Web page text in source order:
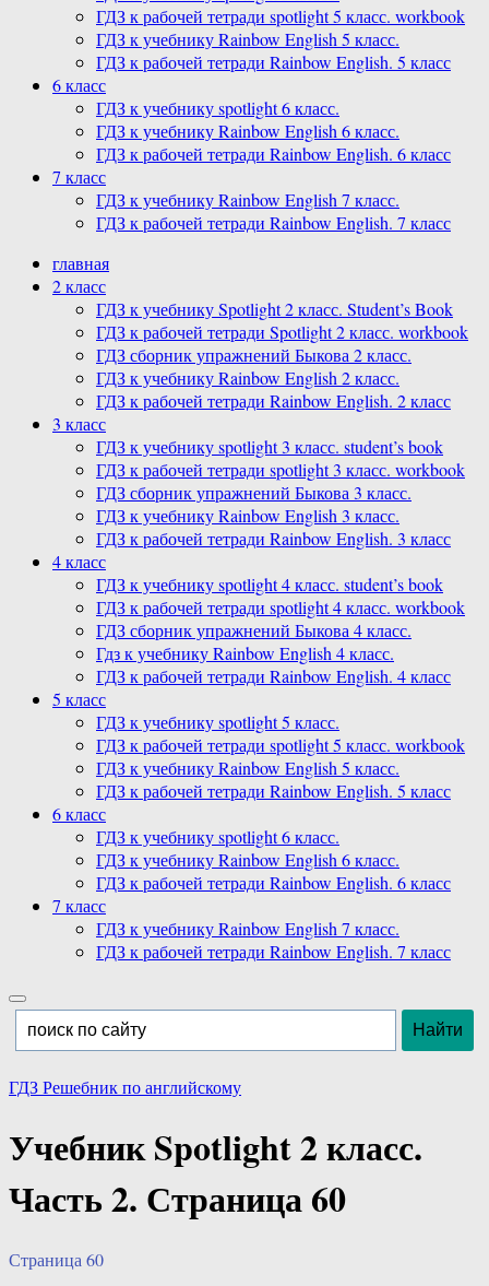
ГДЗ к рабочей тетради spotlight 5 класс. workbook
ГДЗ к учебнику Rainbow English 5 класс.
ГДЗ к рабочей тетради Rainbow English. 5 класс
6 класс
ГДЗ к учебнику spotlight 6 класс.
ГДЗ к учебнику Rainbow English 6 класс.
ГДЗ к рабочей тетради Rainbow English. 6 класс
7 класс
ГДЗ к учебнику Rainbow English 7 класс.
ГДЗ к рабочей тетради Rainbow English. 7 класс
главная
2 класс
ГДЗ к учебнику Spotlight 2 класс. Student’s Book
ГДЗ к рабочей тетради Spotlight 2 класс. workbook
ГДЗ сборник упражнений Быкова 2 класс.
ГДЗ к учебнику Rainbow English 2 класс.
ГДЗ к рабочей тетради Rainbow English. 2 класс
3 класс
ГДЗ к учебнику spotlight 3 класс. student’s book
ГДЗ к рабочей тетради spotlight 3 класс. workbook
ГДЗ сборник упражнений Быкова 3 класс.
ГДЗ к учебнику Rainbow English 3 класс.
ГДЗ к рабочей тетради Rainbow English. 3 класс
4 класс
ГДЗ к учебнику spotlight 4 класс. student’s book
ГДЗ к рабочей тетради spotlight 4 класс. workbook
ГДЗ сборник упражнений Быкова 4 класс.
Гдз к учебнику Rainbow English 4 класс.
ГДЗ к рабочей тетради Rainbow English. 4 класс
5 класс
ГДЗ к учебнику spotlight 5 класс.
ГДЗ к рабочей тетради spotlight 5 класс. workbook
ГДЗ к учебнику Rainbow English 5 класс.
ГДЗ к рабочей тетради Rainbow English. 5 класс
6 класс
ГДЗ к учебнику spotlight 6 класс.
ГДЗ к учебнику Rainbow English 6 класс.
ГДЗ к рабочей тетради Rainbow English. 6 класс
7 класс
ГДЗ к учебнику Rainbow English 7 класс.
ГДЗ к рабочей тетради Rainbow English. 7 класс
ГДЗ Решебник по английскому
Учебник Spotlight 2 класс.
Часть 2. Страница 60
Страница 60